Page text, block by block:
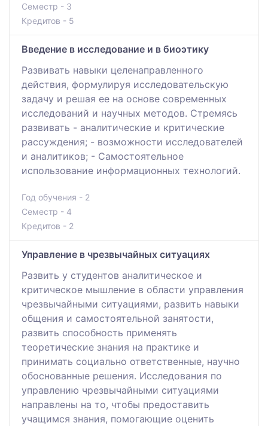
Семестр - 3
Кредитов - 5
Введение в исследование и в биоэтику
Развивать навыки целенаправленного
действия, формулируя исследовательскую
задачу и решая ее на основе современных
исследований и научных методов. Стремясь
развивать - аналитические и критические
рассуждения; - возможности исследователей
и аналитиков; - Самостоятельное
использование информационных технологий.
Год обучения - 2
Семестр - 4
Кредитов - 2
Управление в чрезвычайных ситуациях
Развить у студентов аналитическое и
критическое мышление в области управления
чрезвычайными ситуациями, развить навыки
общения и самостоятельной занятости,
развить способность применять
теоретические знания на практике и
принимать социально ответственные, научно
обоснованные решения. Исследования по
управлению чрезвычайными ситуациями
направлены на то, чтобы предоставить
учащимся знания, помогающие оценить